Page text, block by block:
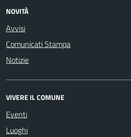
NOVITÀ
Avvisi
Comunicati Stampa
Notizie
VIVERE IL COMUNE
Eventi
Luoghi